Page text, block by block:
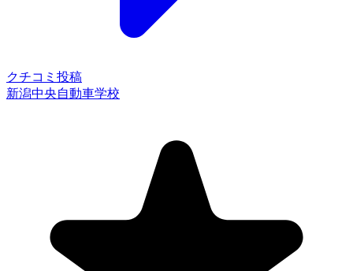
クチコミ投稿
新潟中央自動車学校